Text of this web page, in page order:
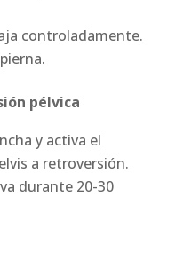
controladamente.
pélvica
y activa el
a retroversión.
durante 20-30